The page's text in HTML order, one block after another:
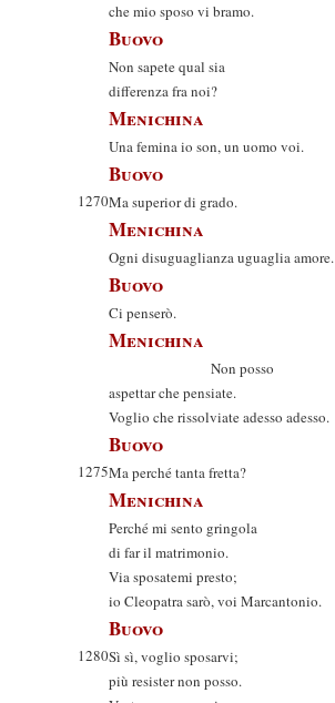
che mio sposo vi bramo.
Buovo
Non sapete qual sia
differenza fra noi?
Menichina
Una femina io son, un uomo voi.
Buovo
1270Ma superior di grado.
Menichina
Ogni disuguaglianza uguaglia amore.
Buovo
Ci penserò.
Menichina
Non posso
aspettar che pensiate.
Voglio che rissolviate adesso adesso.
Buovo
1275Ma perché tanta fretta?
Menichina
Perché mi sento gringola
di far il matrimonio.
Via sposatemi presto;
io Cleopatra sarò, voi Marcantonio.
Buovo
1280Sì sì, voglio sposarvi;
più resister non posso.